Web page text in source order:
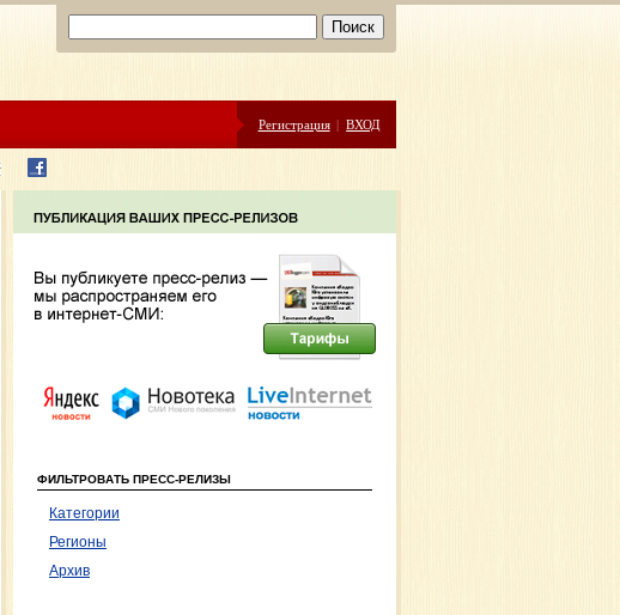
Регистрация | ВХОД
ФИЛЬТРОВАТЬ ПРЕСС-РЕЛИЗЫ
Категории
Регионы
Архив